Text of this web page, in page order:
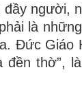
người,
là
Đức Giáo
thờ”,